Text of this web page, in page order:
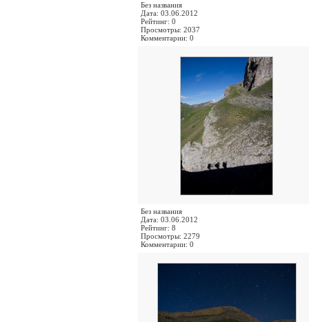
Без названия
Дата: 03.06.2012
Рейтинг: 0
Просмотры: 2037
Комментарии: 0
Без названия
Дата: 03.06.2012
Рейтинг: 8
Просмотры: 2279
Комментарии: 0